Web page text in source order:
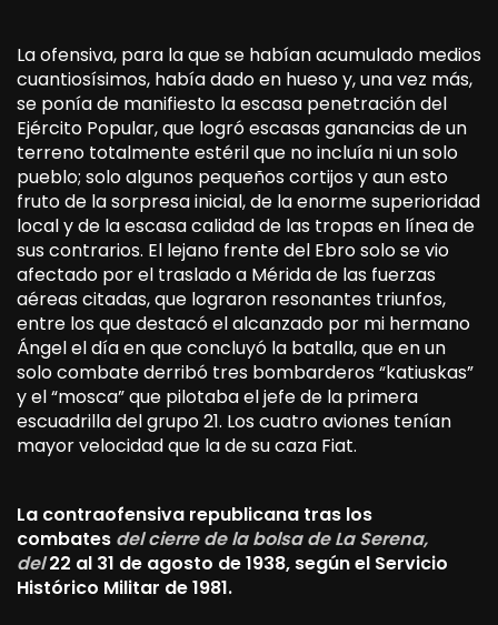
La ofensiva, para la que se habían acumulado medios
cuantiosísimos, había dado en hueso y, una vez más,
se ponía de manifiesto la escasa penetración del
Ejército Popular, que logró escasas ganancias de un
terreno totalmente estéril que no incluía ni un solo
pueblo; solo algunos pequeños cortijos y aun esto
fruto de la sorpresa inicial, de la enorme superioridad
local y de la escasa calidad de las tropas en línea de
sus contrarios. El lejano frente del Ebro solo se vio
afectado por el traslado a Mérida de las fuerzas
aéreas citadas, que lograron resonantes triunfos,
entre los que destacó el alcanzado por mi hermano
Ángel el día en que concluyó la batalla, que en un
solo combate derribó tres bombarderos “katiuskas”
y el “mosca” que pilotaba el jefe de la primera
escuadrilla del grupo 21. Los cuatro aviones tenían
mayor velocidad que la de su caza Fiat.
La contraofensiva republicana tras los
combates del cierre de la bolsa de La Serena,
del22 al 31 de agosto de 1938, según el Servicio
Histórico Militar de 1981.